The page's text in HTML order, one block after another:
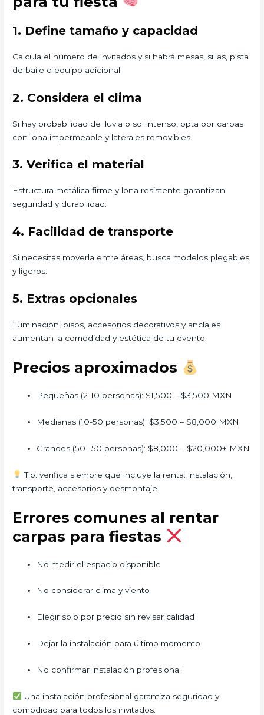
1. Define tamaño y capacidad
Calcula el número de invitados y si habrá mesas, sillas, pista
de baile o equipo adicional.
2. Considera el clima
Si hay probabilidad de lluvia o sol intenso, opta por carpas
con lona impermeable y laterales removibles.
3. Verifica el material
Estructura metálica firme y lona resistente garantizan
seguridad y durabilidad.
4. Facilidad de transporte
Si necesitas moverla entre áreas, busca modelos plegables
y ligeros.
5. Extras opcionales
Iluminación, pisos, accesorios decorativos y anclajes
aumentan la comodidad y estética de tu evento.
Precios aproximados
Pequeñas (2-10 personas): $1,500 – $3,500 MXN
Medianas (10-50 personas): $3,500 – $8,000 MXN
Grandes (50-150 personas): $8,000 – $20,000+ MXN
Tip: verifica siempre qué incluye la renta: instalación,
transporte, accesorios y desmontaje.
Errores comunes al rentar
carpas para fiestas
No medir el espacio disponible
No considerar clima y viento
Elegir solo por precio sin revisar calidad
Dejar la instalación para último momento
No confirmar instalación profesional
Una instalación profesional garantiza seguridad y
comodidad para todos los invitados.